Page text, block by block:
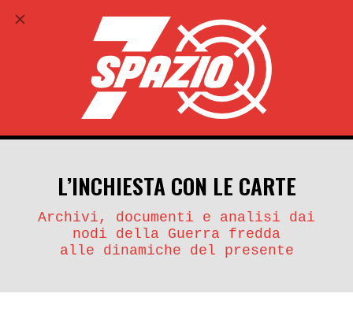
ABBONATI
search account_circle
L’INCHIESTA CON LE CARTE
Archivi, documenti e analisi dai
nodi della Guerra fredda
alle dinamiche del presente